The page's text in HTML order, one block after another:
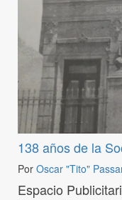
138 años de la
Por Oscar "Tito"
Espacio